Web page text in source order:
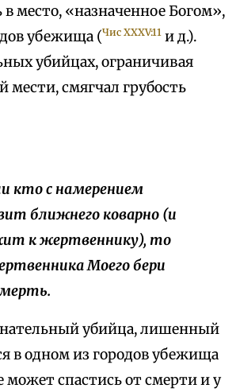
в место, «назначенное Богом»,
убежища (Чис XXXV:11 и д.).
убийцах, ограничивая
мести, смягчал грубость
кто с намерением
ближнего коварно (и
к жертвеннику), то
Моего бери
убийца, лишенный
в одном из городов убежища
может спастись от смерти и у